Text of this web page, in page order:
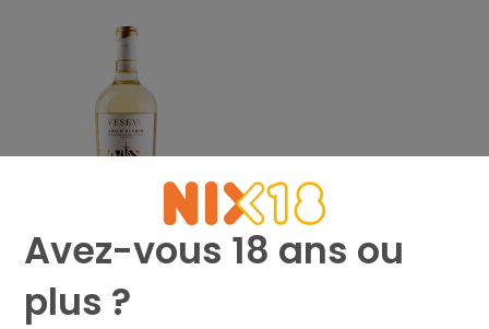
Avez-vous 18 ans ou
plus ?
Vesevo
Vesevo Greco di Tufo DOCG